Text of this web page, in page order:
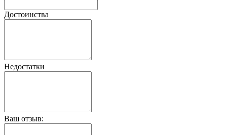
Достоинства
Недостатки
Ваш отзыв: